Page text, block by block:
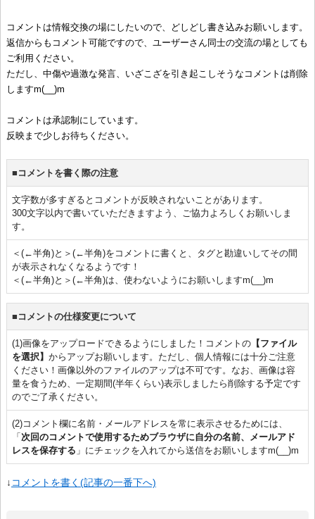
コメントは情報交換の場にしたいので、どしどし書き込みお願いします。
返信からもコメント可能ですので、ユーザーさん同士の交流の場としても
ご利用ください。
ただし、中傷や過激な発言、いざこざを引き起こしそうなコメントは削除
しますm(__)m
コメントは承認制にしています。
反映まで少しお待ちください。
■コメントを書く際の注意
文字数が多すぎるとコメントが反映されないことがあります。
300文字以内で書いていただきますよう、ご協力よろしくお願いしま
す。
＜(←半角)と＞(←半角)をコメントに書くと、タグと勘違いしてその間
が表示されなくなるようです！
＜(←半角)と＞(←半角)は、使わないようにお願いしますm(__)m
■コメントの仕様変更について
(1)画像をアップロードできるようにしました！コメントの【ファイル
を選択】 からアップお願いします。ただし、個人情報には十分ご注意
ください！画像以外のファイルのアップは不可です。なお、画像は容
量を食うため、一定期間(半年くらい)表示しましたら削除する予定です
のでご了承ください。
(2)コメント欄に名前・メールアドレスを常に表示させるためには、
「 次回のコメントで使用するためブラウザに自分の名前、メールアド
レスを保存する 」にチェックを入れてから送信をお願いしますm(__)m
↓ コメントを書く(記事の一番下へ)